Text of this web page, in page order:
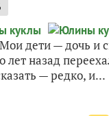
дети — дочь и
лет назад
— редко, и...